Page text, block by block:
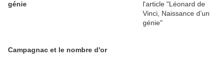
génie
Campagnac et le nombre d'or